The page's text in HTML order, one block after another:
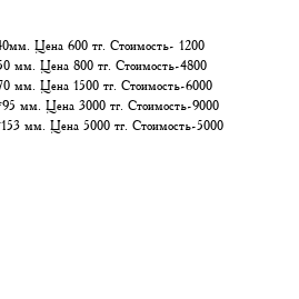
Цена 600 тг. Стоимость- 1200
мм. Цена 800 тг. Стоимость-4800
мм. Цена 1500 тг. Стоимость-6000
мм. Цена 3000 тг. Стоимость-9000
мм. Цена 5000 тг. Стоимость-5000